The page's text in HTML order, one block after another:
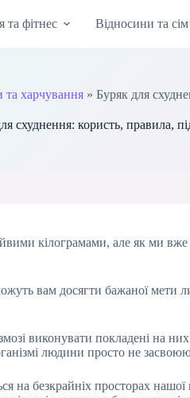
та фітнес Відносини та
та харчування» Буряк для
схуднення: користь, правила,
кілограмами, але як ми
вам досягти бажаної мети
виконувати покладені на
людини просто не
на безкрайніх просторах